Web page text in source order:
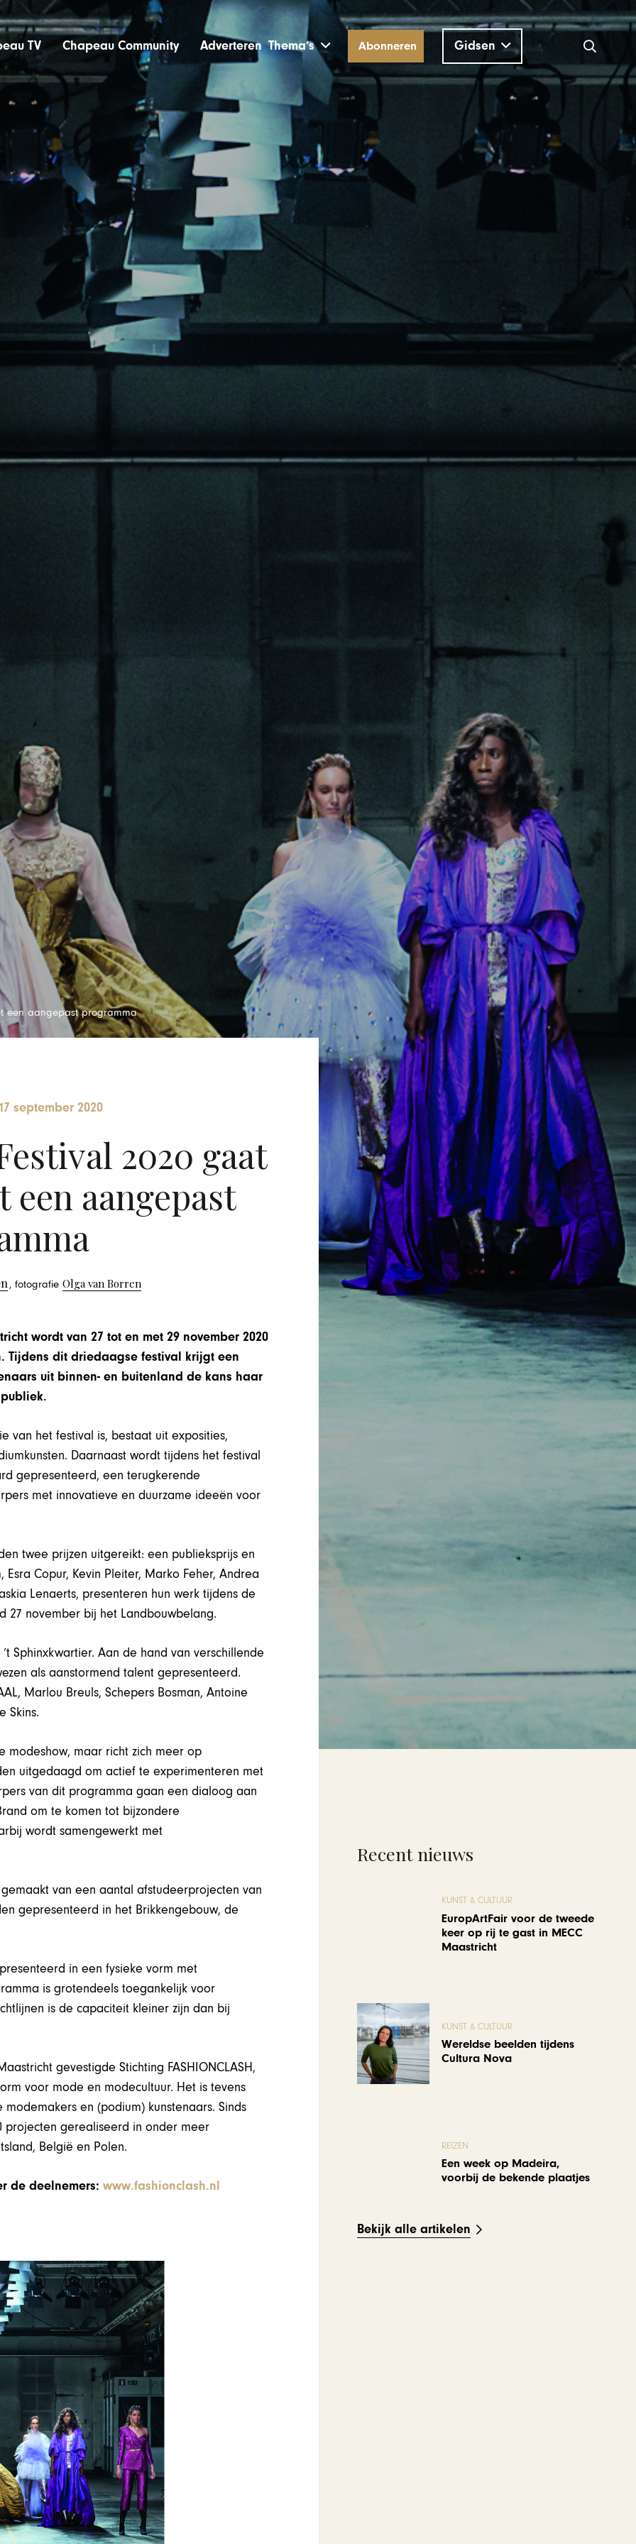
TV Chapeau Community Adverteren Thema’s Abonneren Gidsen
een aangepast programma
17 september 2020
2020 gaat
aangepast
, fotografie Olga van Borren
wordt van 27 tot en met 29 november 2020
Tijdens dit driedaagse festival krijgt een
uit binnen- en buitenland de kans haar
van het festival is, bestaat uit exposities,
Daarnaast wordt tijdens het festival
gepresenteerd, een terugkerende
met innovatieve en duurzame ideeën voor
twee prijzen uitgereikt: een publieksprijs en
Copur, Kevin Pleiter, Marko Feher, Andrea
Lenaerts, presenteren hun werk tijdens de
27 november bij het Landbouwbelang.
Sphinxkwartier. Aan de hand van verschillende
als aanstormend talent gepresenteerd.
Marlou Breuls, Schepers Bosman, Antoine
Skins.
maar richt zich meer op
uitgedaagd om actief te experimenteren met
van dit programma gaan een dialoog aan
om te komen tot bijzondere
wordt samengewerkt met
van een aantal afstudeerprojecten van
gepresenteerd in het Brikkengebouw, de
in een fysieke vorm met
is grotendeels toegankelijk voor
is de capaciteit kleiner zijn dan bij
gevestigde Stichting FASHIONCLASH,
voor mode en modecultuur. Het is tevens
en (podium) kunstenaars. Sinds
projecten gerealiseerd in onder meer
België en Polen.
de deelnemers:www.fashionclash.nl
Recent nieuws
KUNST & CULTUUR
EuropArtFair voor de tweede
keer op rij te gast in MECC
Maastricht
KUNST & CULTUUR
Wereldse beelden tijdens
Cultura Nova
REIZEN
Een week op Madeira,
voorbij de bekende plaatjes
Bekijk alle artikelen